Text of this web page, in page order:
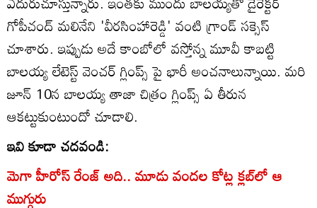
గోపీచంద్ మలినేని 'వీరసింహారెడ్డి' వంటి గ్రాండ్ సక్సెస్
చూశారు. ఇప్పుడు అదే కాంబోలో వస్తోన్న మూవీ కాబట్టి
బాలయ్య లేటెస్ట్ వెంచర్ గ్లింప్స్ పై భారీ అంచనాలున్నాయి. మరి
జూన్ 10న బాలయ్య తాజా చిత్రం గ్లింప్స్ ఏ తీరున
ఆకట్టుకుంటుందో చూడాలి.
ఇవి కూడా చదవండి:
మెగా హీరోస్ రేంజ్ అది.. మూడు వందల కోట్ల క్లబ్‌లో ఆ
ముగ్గురు